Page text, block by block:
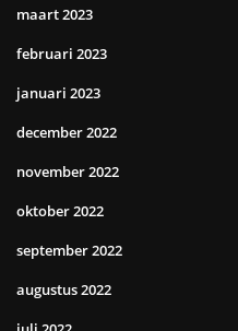
maart 2023
februari 2023
januari 2023
december 2022
november 2022
oktober 2022
september 2022
augustus 2022